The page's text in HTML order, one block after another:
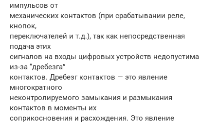
импульсов от
механических контактов (при срабатывании реле,
кнопок,
переключателей и т.д.), так как непосредственная
подача этих
сигналов на входы цифровых устройств недопустима
из-за “дребезга”
контактов. Дребезг контактов — это явление
многократного
неконтролируемого замыкания и размыкания
контактов в моменты их
соприкосновения и расхождения. Это явление